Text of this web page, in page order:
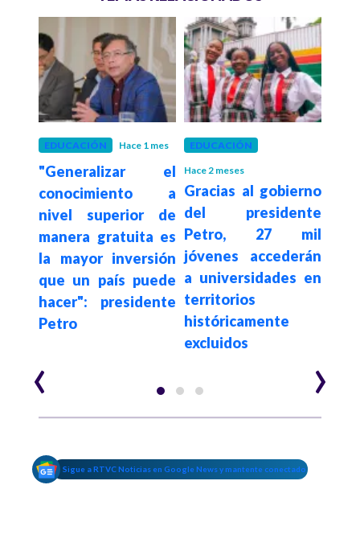
EDUCACIÓN Hace 1 mes
"Generalizar el
conocimiento a
nivel superior de
manera gratuita es
la mayor inversión
que un país puede
hacer": presidente
Petro
EDUCACIÓN
Hace 2 meses
Gracias al gobierno
del presidente
Petro, 27 mil
jóvenes accederán
a universidades en
territorios
históricamente
excluidos
‹ ›
Sigue a RTVC Noticias en Google News y mantente conectado